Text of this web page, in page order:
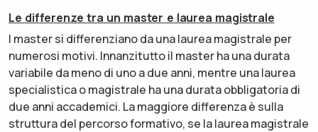
Le differenze tra un master e laurea magistrale
I master si differenziano da una laurea magistrale per
numerosi motivi. Innanzitutto il master ha una durata
variabile da meno di uno a due anni, mentre una laurea
specialistica o magistrale ha una durata obbligatoria di
due anni accademici. La maggiore differenza è sulla
struttura del percorso formativo, se la laurea magistrale